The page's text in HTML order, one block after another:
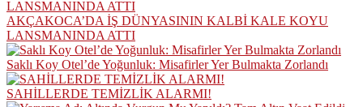
AKÇAKOCA’DA İŞ DÜNYASININ KALBİ KALE KOYU
LANSMANINDA ATTI
Saklı Koy Otel’de Yoğunluk: Misafirler Yer Bulmakta Zorlandı
SAHİLLERDE TEMİZLİK ALARMI!